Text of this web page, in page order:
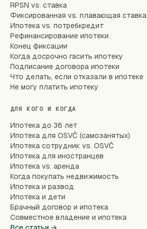
RPSN vs. ставка
Фиксированная vs. плавающая ставка
Ипотека vs. потребкредит
Рефинансирование ипотеки
Конец фиксации
Когда досрочно гасить ипотеку
Подписание договора ипотеки
Что делать, если отказали в ипотеке
Не могу платить ипотеку
ДЛЯ КОГО И КОГДА
Ипотека до 36 лет
Ипотека для OSVČ (самозанятых)
Ипотека сотрудник vs. OSVČ
Ипотека для иностранцев
Ипотека vs. аренда
Когда покупать недвижимость
Ипотека и развод
Ипотека и дети
Брачный договор и ипотека
Совместное владение и ипотека